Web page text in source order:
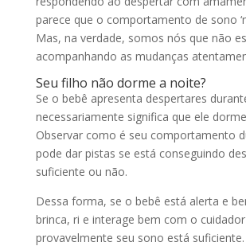
parece que o comportamento de sono
Mas, na verdade, somos nós que não
acompanhando as mudanças
Seu filho não dorme a noite?
Se o bebê apresenta despertares
necessariamente significa que ele
Observar como é seu comportamento
pode dar pistas se está conseguindo
suficiente ou não.
Dessa forma, se o bebê está alerta e
brinca, ri e interage bem com o cuidador
provavelmente seu sono está